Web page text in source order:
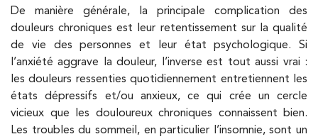
De manière générale, la principale complication des
douleurs chroniques est leur retentissement sur la qualité
de vie des personnes et leur état psychologique. Si
l’anxiété aggrave la douleur, l’inverse est tout aussi vrai :
les douleurs ressenties quotidiennement entretiennent les
états dépressifs et/ou anxieux, ce qui crée un cercle
vicieux que les douloureux chroniques connaissent bien.
Les troubles du sommeil, en particulier l’insomnie, sont un
IK Paris 7 Saint Germain
199 Bd Saint-Germain 75007 Paris
199 Bd Saint-Germain 75007 Paris
01 43 25 10 20
Kinésithérapie